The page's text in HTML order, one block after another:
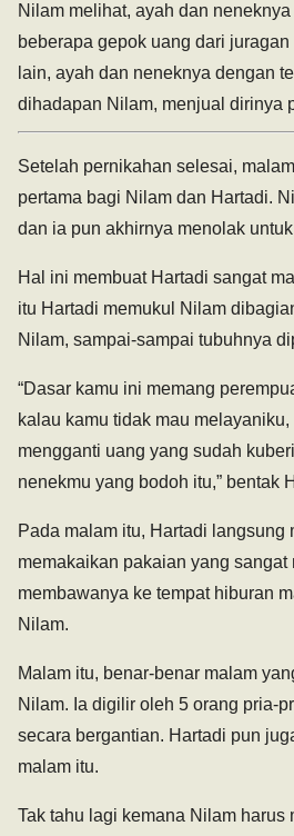
Nilam melihat, ayah dan
beberapa gepok uang dari
lain, ayah dan neneknya dengan
dihadapan Nilam, menjual dirinya
Setelah pernikahan selesai,
pertama bagi Nilam dan Hartadi.
dan ia pun akhirnya menolak
Hal ini membuat Hartadi sangat
itu Hartadi memukul Nilam
Nilam, sampai-sampai tubuhnya
“Dasar kamu ini memang
kalau kamu tidak mau
mengganti uang yang sudah
nenekmu yang bodoh itu,” bentak
Pada malam itu, Hartadi langsung
memakaikan pakaian yang
membawanya ke tempat hiburan
Nilam.
Malam itu, benar-benar malam
Nilam. Ia digilir oleh 5 orang pria-
secara bergantian. Hartadi pun
malam itu.
Tak tahu lagi kemana Nilam harus